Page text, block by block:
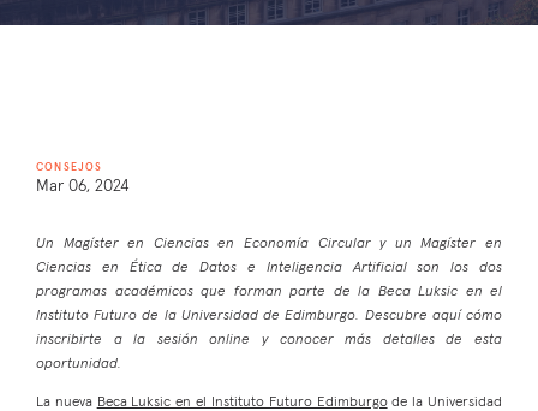
CONSEJOS
Mar 06, 2024
Un Magíster en Ciencias en Economía Circular y un Magíster en
Ciencias en Ética de Datos e Inteligencia Artificial son los dos
programas académicos que forman parte de la Beca Luksic en el
Instituto Futuro de la Universidad de Edimburgo. Descubre aquí cómo
inscribirte a la sesión online y conocer más detalles de esta
oportunidad.
La nueva Beca Luksic en el Instituto Futuro Edimburgode la Universidad